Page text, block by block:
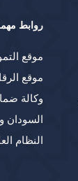
روابط
موقع
موقع
وكالة
السودان
النظام